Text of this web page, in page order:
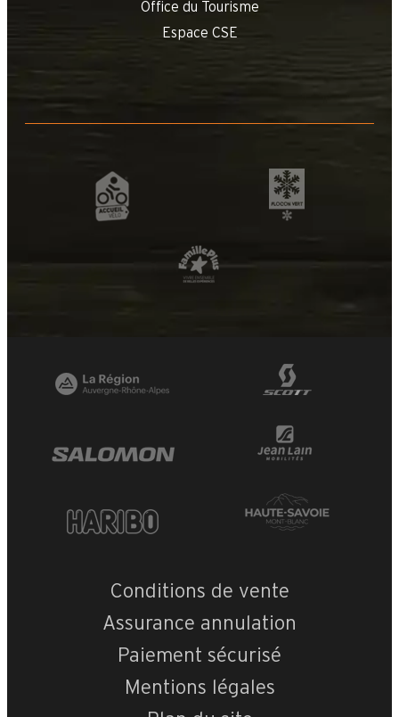
Office du Tourisme
Espace CSE
Conditions de vente
Assurance annulation
Paiement sécurisé
Mentions légales